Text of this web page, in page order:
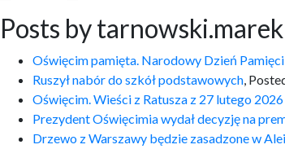
Posts by
Oświęcim pamięta. Narodowy Dzień
Ruszył nabór do szkół podstawowych,
Oświęcim. Wieści z Ratusza z 27 lutego
Prezydent Oświęcimia wydał decyzję na
Drzewo z Warszawy będzie zasadzone w